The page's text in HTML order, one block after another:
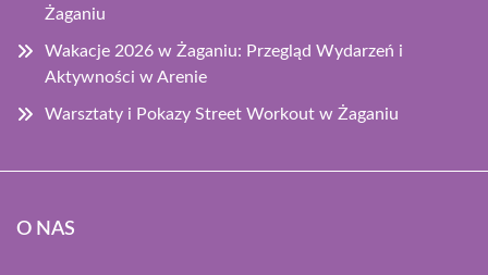
Żaganiu
Wakacje 2026 w Żaganiu: Przegląd Wydarzeń i
Aktywności w Arenie
Warsztaty i Pokazy Street Workout w Żaganiu
O NAS